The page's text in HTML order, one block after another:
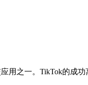
用之一。TikTok的成